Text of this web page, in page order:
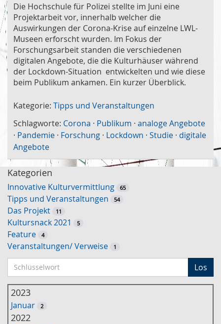
Die Hochschule für Polizei stellte im Juni eine
Projektarbeit vor, innerhalb welcher die
Auswirkungen der Corona-Krise auf einzelne LWL-
Museen erforscht wurden. Im Fokus der
Forschungsarbeit standen die verschiedenen
digitalen Angebote, die die Kulturhäuser während
der Lockdown-Situation entwickelten und wie diese
beim Publikum ankamen. Ein kurzer Überblick.
Kategorie: Tipps und Veranstaltungen
Schlagworte: Corona · Publikum · analoge Angebote
· Pandemie · Forschung · Lockdown · Studie · digitale
Angebote
Kategorien
Innovative Kulturvermittlung 65
Tipps und Veranstaltungen 54
Das Projekt 11
Kultursnack 2021 5
Feature 4
Veranstaltungen/ Verweise 1
c
h
ü
Los
2023
Januar 2
2022